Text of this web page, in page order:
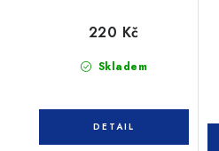
Skladem
220 Kč